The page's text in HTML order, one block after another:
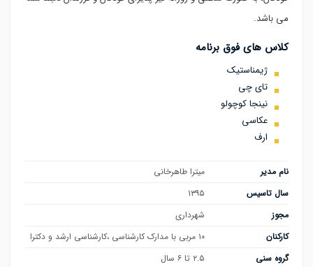
می باشد.
کلاس های فوق برنامه
ژیمناستیک
تای چی
نینجا کوچولو
عکاسی
ارف
نام مدیر
میترا طاهرخانی
سال تاسیس
۱۳۹۵
مجوز
شهرداری
کارکنان
۱۰ مربی با مدارک کارشناسی ،کارشناسی ارشد و دکترا
گروه سنی
۲.۵ تا ۶ سال